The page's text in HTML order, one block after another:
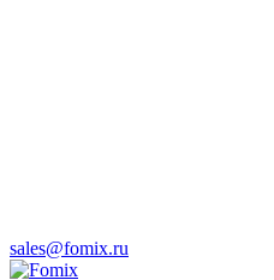
sales@fomix.ru